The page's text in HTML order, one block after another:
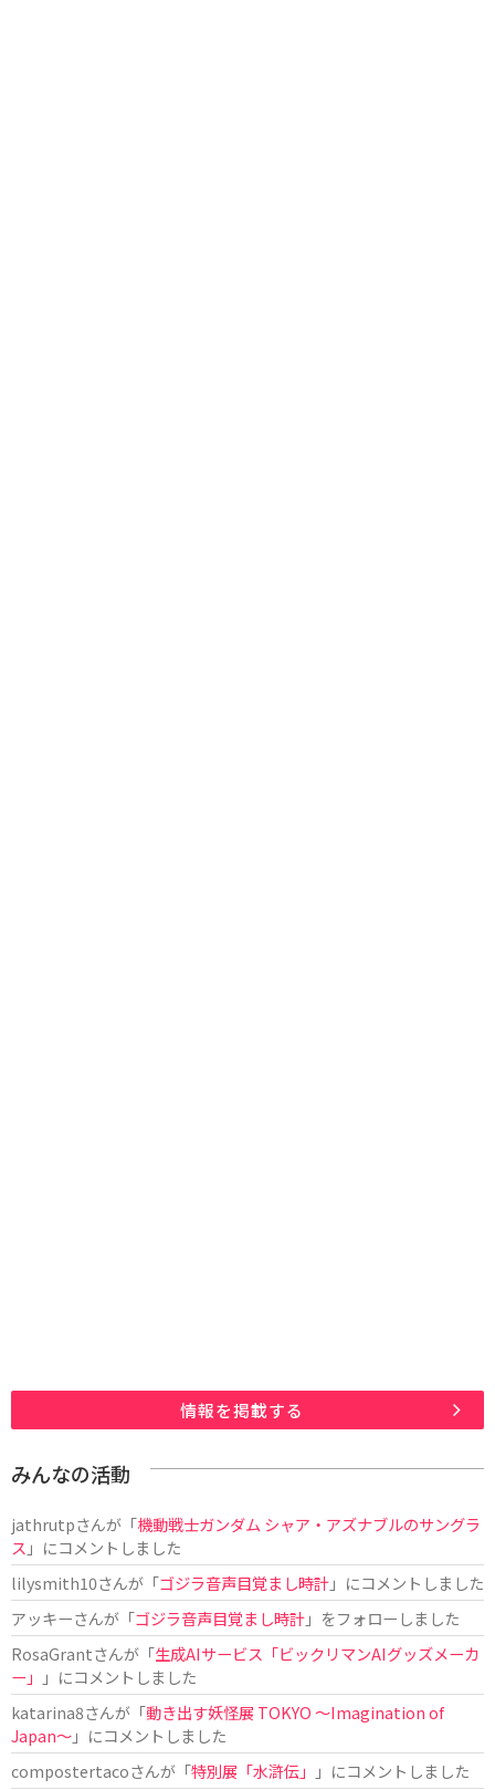
情報を掲載する
みんなの活動
jathrutpさんが「機動戦士ガンダム シャア・アズナブルのサングラ
ス 」にコメントしました
lilysmith10さんが「ゴジラ音声目覚まし時計」にコメントしました
アッキーさんが「ゴジラ音声目覚まし時計」をフォローしました
RosaGrantさんが「生成AIサービス「ビックリマンAIグッズメーカ
ー」
」にコメントしました
katarina8さんが「動き出す妖怪展 TOKYO 〜Imagination of
Japan〜」にコメントしました
compostertacoさんが「特別展「水滸伝」
」にコメントしました